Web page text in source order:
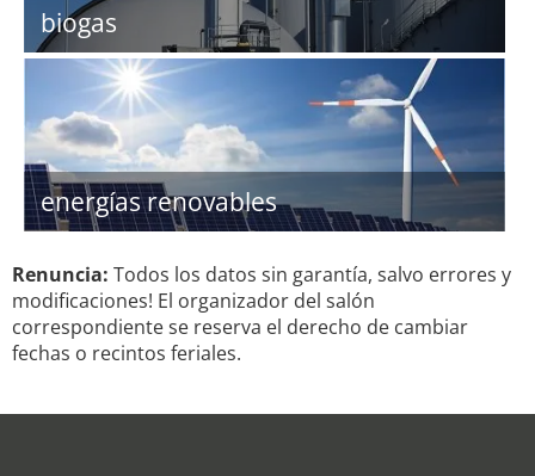
biogas
energías renovables
Renuncia: Todos los datos sin garantía, salvo errores y
modificaciones! El organizador del salón
correspondiente se reserva el derecho de cambiar
fechas o recintos feriales.